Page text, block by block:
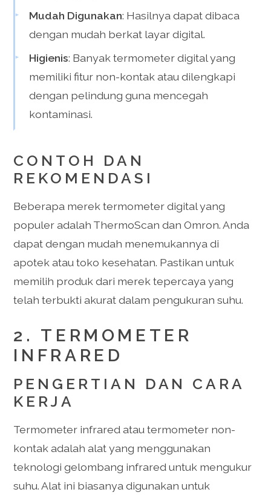
Mudah Digunakan: Hasilnya dapat dibaca
dengan mudah berkat layar digital.
Higienis: Banyak termometer digital yang
memiliki fitur non-kontak atau dilengkapi
dengan pelindung guna mencegah
kontaminasi.
CONTOH DAN
REKOMENDASI
Beberapa merek termometer digital yang
populer adalah ThermoScan dan Omron. Anda
dapat dengan mudah menemukannya di
apotek atau toko kesehatan. Pastikan untuk
memilih produk dari merek tepercaya yang
telah terbukti akurat dalam pengukuran suhu.
2. TERMOMETER
INFRARED
PENGERTIAN DAN CARA
KERJA
Termometer infrared atau termometer non-
kontak adalah alat yang menggunakan
teknologi gelombang infrared untuk mengukur
suhu. Alat ini biasanya digunakan untuk